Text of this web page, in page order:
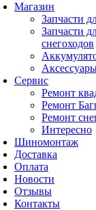
Магазин
Запчасти
Запчасти
снегоходов
Сервис
Ремонт
Ремонт
Ремонт
Интересно
Шиномонтаж
Доставка
Оплата
Новости
Отзывы
Контакты